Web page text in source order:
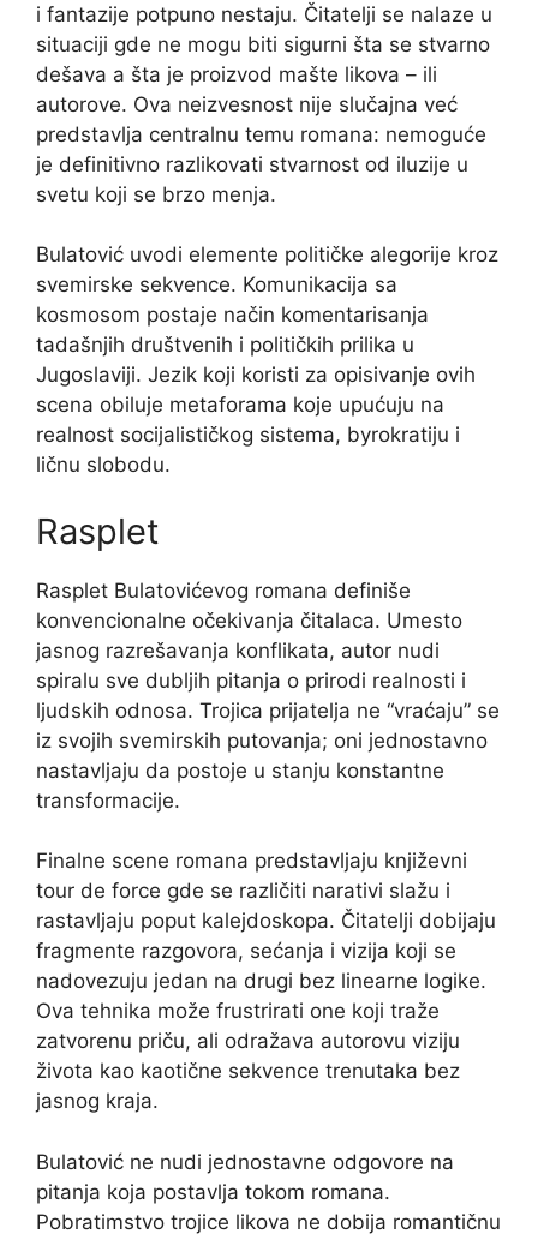
i fantazije potpuno nestaju. Čitatelji se nalaze u
situaciji gde ne mogu biti sigurni šta se stvarno
dešava a šta je proizvod mašte likova – ili
autorove. Ova neizvesnost nije slučajna već
predstavlja centralnu temu romana: nemoguće
je definitivno razlikovati stvarnost od iluzije u
svetu koji se brzo menja.
Bulatović uvodi elemente političke alegorije kroz
svemirske sekvence. Komunikacija sa
kosmosom postaje način komentarisanja
tadašnjih društvenih i političkih prilika u
Jugoslaviji. Jezik koji koristi za opisivanje ovih
scena obiluje metaforama koje upućuju na
realnost socijalističkog sistema, byrokratiju i
ličnu slobodu.
Rasplet
Rasplet Bulatovićevog romana definiše
konvencionalne očekivanja čitalaca. Umesto
jasnog razrešavanja konflikata, autor nudi
spiralu sve dubljih pitanja o prirodi realnosti i
ljudskih odnosa. Trojica prijatelja ne “vraćaju” se
iz svojih svemirskih putovanja; oni jednostavno
nastavljaju da postoje u stanju konstantne
transformacije.
Finalne scene romana predstavljaju književni
tour de force gde se različiti narativi slažu i
rastavljaju poput kalejdoskopa. Čitatelji dobijaju
fragmente razgovora, sećanja i vizija koji se
nadovezuju jedan na drugi bez linearne logike.
Ova tehnika može frustrirati one koji traže
zatvorenu priču, ali odražava autorovu viziju
života kao kaotične sekvence trenutaka bez
jasnog kraja.
Bulatović ne nudi jednostavne odgovore na
pitanja koja postavlja tokom romana.
Pobratimstvo trojice likova ne dobija romantičnu